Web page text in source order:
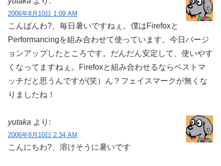
2006年8月10日 1:09 AM
こんばんわ?、毎日暑いですねぇ。僕はFirefoxと
Performancingを組み合わせて使っています。今日バージ
ョンアップしたところです。だんだん安定して、使いやす
くなってますねぇ。Firefoxと組み合わせるならベストマ
ッチだと思うんですが(笑）ん？フェイスマークが無くな
りましたね！
yutaka より:
2006年8月10日 2:34 AM
こんにちわ?、溶けそうに暑いです